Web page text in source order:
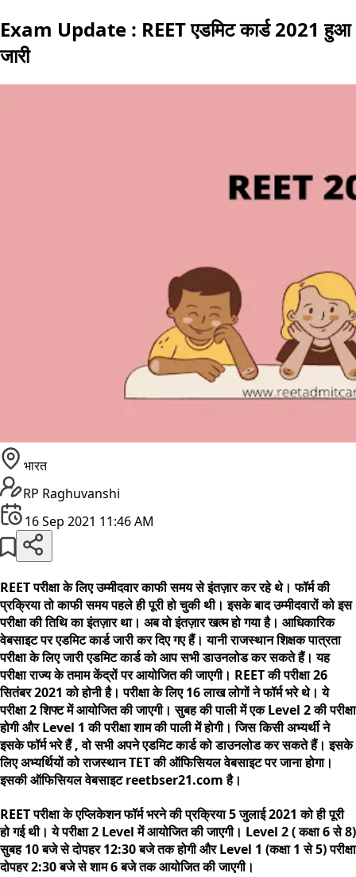
Exam Update : REET एडमिट कार्ड 2021 हुआ
जारी
भारत
RP Raghuvanshi
16 Sep 2021 11:46 AM
REET परीक्षा के लिए उम्मीदवार काफी समय से इंतज़ार कर रहे थे। फॉर्म की
प्रक्रिया तो काफी समय पहले ही पूरी हो चुकी थी। इसके बाद उम्मीदवारों को इस
परीक्षा की तिथि का इंतज़ार था। अब वो इंतज़ार खत्म हो गया है। आधिकारिक
वेबसाइट पर एडमिट कार्ड जारी कर दिए गए हैं। यानी राजस्थान शिक्षक पात्रता
परीक्षा के लिए जारी एडमिट कार्ड को आप सभी डाउनलोड कर सकते हैं। यह
परीक्षा राज्य के तमाम केंद्रों पर आयोजित की जाएगी। REET की परीक्षा 26
सितंबर 2021 को होनी है। परीक्षा के लिए 16 लाख लोगों ने फॉर्म भरे थे। ये
परीक्षा 2 शिफ्ट में आयोजित की जाएगी। सुबह की पाली में एक Level 2 की परीक्षा
होगी और Level 1 की परीक्षा शाम की पाली में होगी। जिस किसी अभ्यर्थी ने
इसके फॉर्म भरे हैं , वो सभी अपने एडमिट कार्ड को डाउनलोड कर सकते हैं। इसके
लिए अभ्यर्थियों को राजस्थान TET की ऑफिसियल वेबसाइट पर जाना होगा।
इसकी ऑफिसियल वेबसाइट reetbser21.com है।
REET परीक्षा के एप्लिकेशन फॉर्म भरने की प्रक्रिया 5 जुलाई 2021 को ही पूरी
हो गई थी। ये परीक्षा 2 Level में आयोजित की जाएगी। Level 2 ( कक्षा 6 से 8)
सुबह 10 बजे से दोपहर 12:30 बजे तक होगी और Level 1 (कक्षा 1 से 5) परीक्षा
दोपहर 2:30 बजे से शाम 6 बजे तक आयोजित की जाएगी।